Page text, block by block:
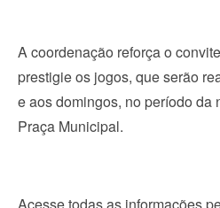
A coordenação reforça o
prestigie os jogos, que serão
e aos domingos, no período da
Praça Municipal.
Acesse todas as informações